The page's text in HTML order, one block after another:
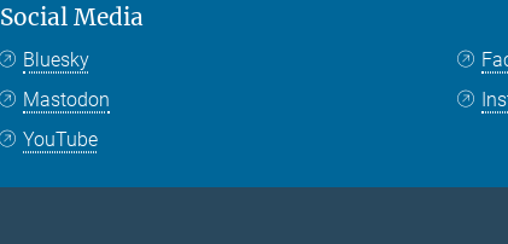
Social Media
Bluesky
Mastodon
YouTube